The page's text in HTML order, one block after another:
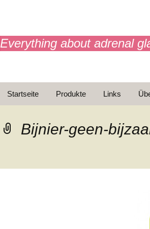
Everything about adrenal
Startseite Produkte
Transition
Notfallspritze
Links
Bijnier-geen-